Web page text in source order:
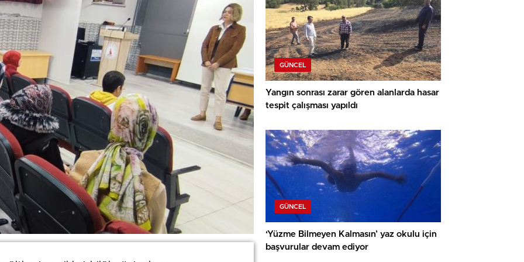
GÜNCEL
Yangın sonrası zarar gören alanlarda hasar
tespit çalışması yapıldı
GÜNCEL
‘Yüzme Bilmeyen Kalmasın’ yaz okulu için
başvurular devam ediyor